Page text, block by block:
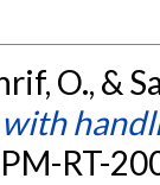
O., &
RT-